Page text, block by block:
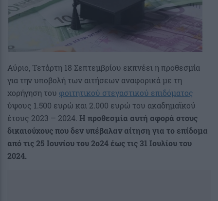
Αύριο, Τετάρτη 18 Σεπτεμβρίου εκπνέει η προθεσμία
για την υποβολή των αιτήσεων αναφορικά με τη
χορήγηση του φοιτητικού στεγαστικού επιδόματος
ύψους 1.500 ευρώ και 2.000 ευρώ του ακαδημαϊκού
έτους 2023 – 2024. Η προθεσμία αυτή αφορά στους
δικαιούχους που δεν υπέβαλαν αίτηση για το επίδομα
από τις 25 Ιουνίου του 2ο24 έως τις 31 Ιουλίου του
2024.